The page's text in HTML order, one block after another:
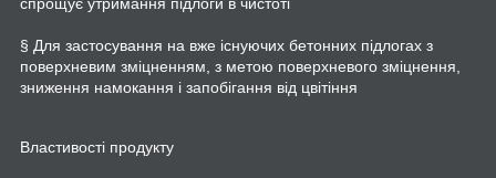
§ Для застосування на вже існуючих бетонних підлогах з
поверхневим зміцненням з метою поверхневого зміцнення
зниження намокання і запобігання від цвітіння
Властивості продукту